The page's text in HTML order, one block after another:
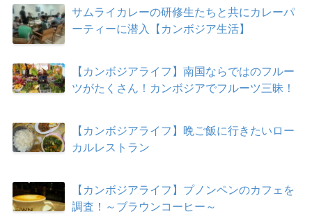
サムライカレーの研修生たちと共にカレーパ
ーティーに潜入【カンボジア生活】
【カンボジアライフ】南国ならではのフルー
ツがたくさん！カンボジアでフルーツ三昧！
【カンボジアライフ】晩ご飯に行きたいロー
カルレストラン
【カンボジアライフ】プノンペンのカフェを
調査！～ブラウンコーヒー～